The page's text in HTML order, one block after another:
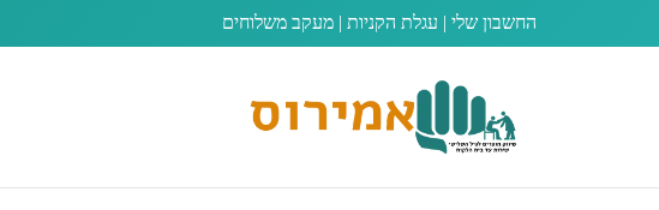
החשבון שלי | עגלת הקניות | מעקב משלוחים